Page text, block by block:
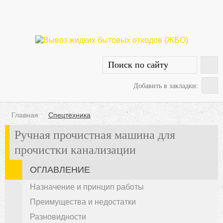
Добавить в закладки:
Главная Спецтехника
Ручная прочистная машина для
прочистки канализации
ОГЛАВЛЕНИЕ
Назначение и принцип работы
Преимущества и недостатки
Разновидности